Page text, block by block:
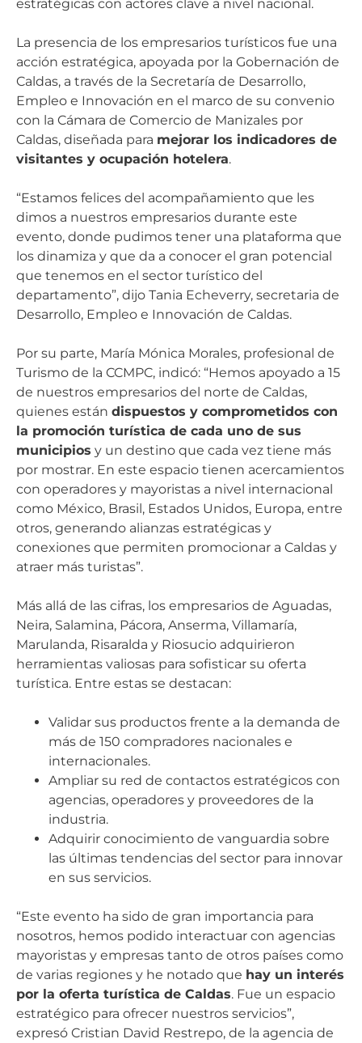
estratégicas con actores clave a nivel nacional.
La presencia de los empresarios turísticos fue una
acción estratégica, apoyada por la Gobernación de
Caldas, a través de la Secretaría de Desarrollo,
Empleo e Innovación en el marco de su convenio
con la Cámara de Comercio de Manizales por
Caldas, diseñada para mejorar los indicadores de
visitantes y ocupación hotelera.
“Estamos felices del acompañamiento que les
dimos a nuestros empresarios durante este
evento, donde pudimos tener una plataforma que
los dinamiza y que da a conocer el gran potencial
que tenemos en el sector turístico del
departamento”, dijo Tania Echeverry, secretaria de
Desarrollo, Empleo e Innovación de Caldas.
Por su parte, María Mónica Morales, profesional de
Turismo de la CCMPC, indicó: “Hemos apoyado a 15
de nuestros empresarios del norte de Caldas,
quienes están dispuestos y comprometidos con
la promoción turística de cada uno de sus
municipios y un destino que cada vez tiene más
por mostrar. En este espacio tienen acercamientos
con operadores y mayoristas a nivel internacional
como México, Brasil, Estados Unidos, Europa, entre
otros, generando alianzas estratégicas y
conexiones que permiten promocionar a Caldas y
atraer más turistas”.
Más allá de las cifras, los empresarios de Aguadas,
Neira, Salamina, Pácora, Anserma, Villamaría,
Marulanda, Risaralda y Riosucio adquirieron
herramientas valiosas para sofisticar su oferta
turística. Entre estas se destacan:
Validar sus productos frente a la demanda de
más de 150 compradores nacionales e
internacionales.
Ampliar su red de contactos estratégicos con
agencias, operadores y proveedores de la
industria.
Adquirir conocimiento de vanguardia sobre
las últimas tendencias del sector para innovar
en sus servicios.
“Este evento ha sido de gran importancia para
nosotros, hemos podido interactuar con agencias
mayoristas y empresas tanto de otros países como
de varias regiones y he notado que hay un interés
por la oferta turística de Caldas. Fue un espacio
estratégico para ofrecer nuestros servicios”,
expresó Cristian David Restrepo, de la agencia de